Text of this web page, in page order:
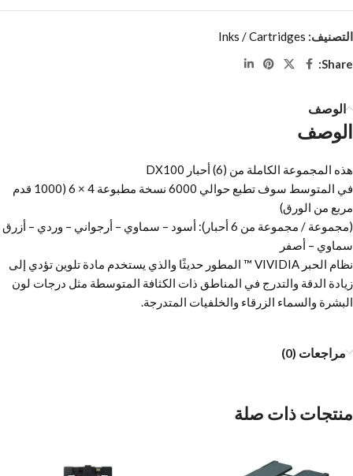
التصنيف: Inks / Cartridges
Share:
الوصف
الوصف
هذه المجموعة الكاملة من (6) أحبار DX100
في المتوسط سوف تطبع حوالي 6000 نسخة مطبوعة 4 × 6 (1000 قدم
مربع من الورق)
(مجموعة / مجموعة من 6 أحبار): أسود – سماوي – أرجواني – وردي – أزرق
سماوي – أصفر
نظام الحبر VIVIDIA ™ المطور حديثًا والذي يستخدم مادة تلوين تؤدي إلى
زيادة الدقة والتدرج في المناطق ذات الكثافة المتوسطة مثل درجات لون
البشرة والسماء الزرقاء والخلفيات المتدرجة.
مراجعات (0)
منتجات ذات صلة